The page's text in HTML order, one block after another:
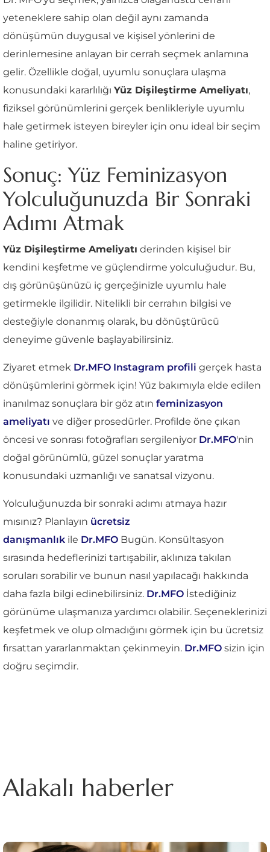
yeteneklere sahip olan değil aynı zamanda
dönüşümün duygusal ve kişisel yönlerini de
derinlemesine anlayan bir cerrah seçmek anlamına
gelir. Özellikle doğal, uyumlu sonuçlara ulaşma
konusundaki kararlılığı Yüz Dişileştirme Ameliyatı,
fiziksel görünümlerini gerçek benlikleriyle uyumlu
hale getirmek isteyen bireyler için onu ideal bir seçim
haline getiriyor.
Sonuç: Yüz Feminizasyon
Yolculuğunuzda Bir Sonraki
Adımı Atmak
Yüz Dişileştirme Ameliyatı derinden kişisel bir
kendini keşfetme ve güçlendirme yolculuğudur. Bu,
dış görünüşünüzü iç gerçeğinizle uyumlu hale
getirmekle ilgilidir. Nitelikli bir cerrahın bilgisi ve
desteğiyle donanmış olarak, bu dönüştürücü
deneyime güvenle başlayabilirsiniz.
Ziyaret etmek Dr.MFO Instagram profili gerçek hasta
dönüşümlerini görmek için! Yüz bakımıyla elde edilen
inanılmaz sonuçlara bir göz atın feminizasyon
ameliyatı ve diğer prosedürler. Profilde öne çıkan
öncesi ve sonrası fotoğrafları sergileniyor Dr.MFO'nin
doğal görünümlü, güzel sonuçlar yaratma
konusundaki uzmanlığı ve sanatsal vizyonu.
Yolculuğunuzda bir sonraki adımı atmaya hazır
mısınız? Planlayın ücretsiz
danışmanlık ile Dr.MFO Bugün. Konsültasyon
sırasında hedeflerinizi tartışabilir, aklınıza takılan
soruları sorabilir ve bunun nasıl yapılacağı hakkında
daha fazla bilgi edinebilirsiniz. Dr.MFO İstediğiniz
görünüme ulaşmanıza yardımcı olabilir. Seçeneklerinizi
keşfetmek ve olup olmadığını görmek için bu ücretsiz
fırsattan yararlanmaktan çekinmeyin. Dr.MFO sizin için
doğru seçimdir.
Alakalı haberler